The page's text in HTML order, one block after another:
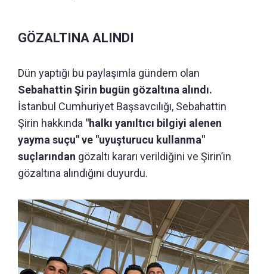
GÖZALTINA ALINDI
Dün yaptığı bu paylaşımla gündem olan
Sebahattin Şirin bugün gözaltına alındı.
İstanbul Cumhuriyet Başsavcılığı, Sebahattin
Şirin hakkında "halkı yanıltıcı bilgiyi alenen
yayma suçu" ve "uyuşturucu kullanma"
suçlarından gözaltı kararı verildiğini ve Şirin’in
gözaltına alındığını duyurdu.